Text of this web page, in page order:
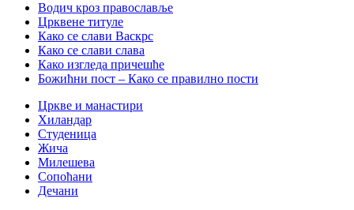
Водич кроз православље
Црквене титуле
Како се слави Васкрс
Како се слави слава
Како изгледа причешће
Божићни пост – Како се правилно пости
Цркве и манастири
Хиландар
Студеница
Жича
Милешева
Сопоћани
Дечани